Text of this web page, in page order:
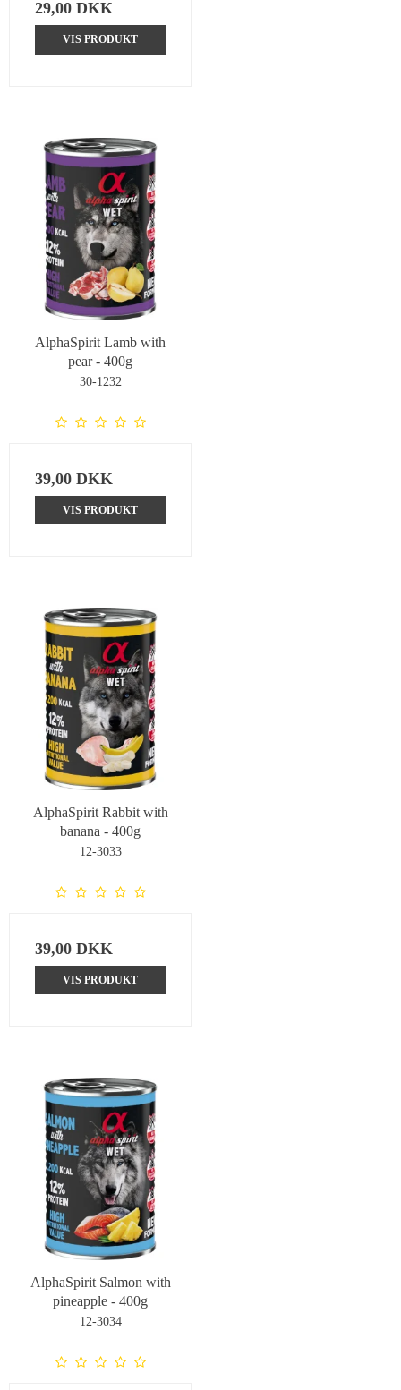
29,00 DKK
VIS PRODUKT
AlphaSpirit Lamb with
pear - 400g
30-1232
39,00 DKK
VIS PRODUKT
AlphaSpirit Rabbit with
banana - 400g
12-3033
39,00 DKK
VIS PRODUKT
AlphaSpirit Salmon with
pineapple - 400g
12-3034